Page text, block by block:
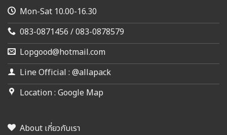
Mon-Sat 10.00-16.30
083-0871456 / 083-0878579
Lopgood@hotmail.com
Line Official : @allapack
Location : Google Map
About เกี่ยวกับเรา